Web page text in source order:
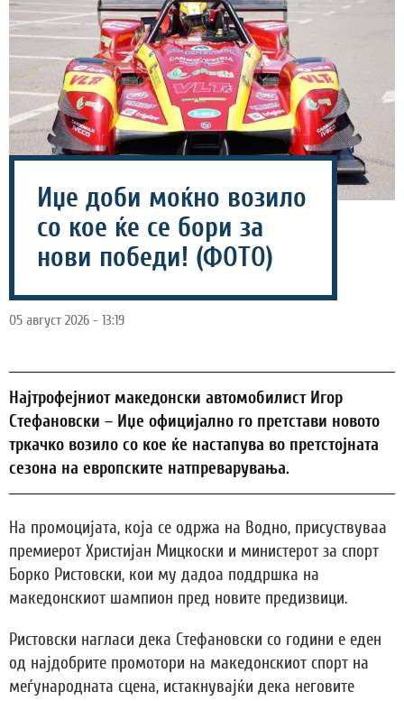
Иџе доби моќно возило
со кое ќе се бори за
нови победи! (ФОТО)
05 август 2026 - 13:19
Најтрофејниот македонски автомобилист Игор
Стефановски – Иџе официјално го претстави новото
тркачко возило со кое ќе настапува во претстојната
сезона на европските натпреварувања.
На промоцијата, која се одржа на Водно, присуствуваа
премиерот Христијан Мицкоски и министерот за спорт
Борко Ристовски, кои му дадоа поддршка на
македонскиот шампион пред новите предизвици.
Ристовски нагласи дека Стефановски со години е еден
од најдобрите промотори на македонскиот спорт на
меѓународната сцена, истакнувајќи дека неговите